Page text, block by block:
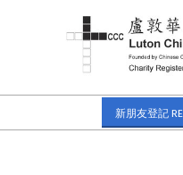
新朋友登記